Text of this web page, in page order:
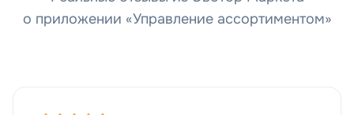
о приложении «Управление ассортиментом»